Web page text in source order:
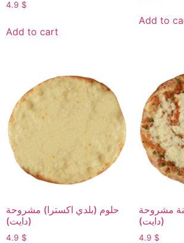
4.9 $
Add to cart
Add to
حلوم (بلدي اكسترا) مشروحة
(دايت)
4.9 $
مشروحة
(دايت)
4.9 $